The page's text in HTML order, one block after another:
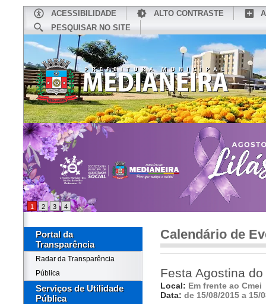
ACESSIBILIDADE ALTO CONTRASTE
PESQUISAR NO SITE
CONHEÇA MEDIANEIRA
1 2 3 4
Portal da
Transparência
Radar da Transparência
Pública
Serviços de Utilidade
Pública
Calendário de
Festa Agostina
Local: Em frente ao Cmei
Data: de 15/08/2015 a 15/